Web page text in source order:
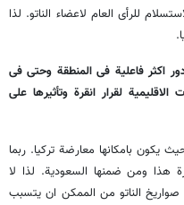
للرأی العام لاعضاء الناتو. لذا
اکثر فاعلیة فی المنطقة وحتى فی
لقرار انقرة وتأثیرها على
یکون بامکانها معارضة ترکیا. ربما
هذا ومن ضمنها السعودیة. لذا لا
الناتو من الممکن ان یتسبب